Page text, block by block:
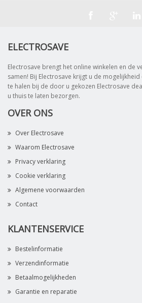
ELECTROSAVE
Electrosave brengt het online winkelen en de
samen! Bij Electrosave krijgt u de
te halen bij de door u gekozen Electrosave
u thuis te laten bezorgen.
OVER ONS
Over Electrosave
Waarom Electrosave
Privacy verklaring
Cookie verklaring
Algemene voorwaarden
Contact
KLANTENSERVICE
Bestelinformatie
Verzendinformatie
Betaalmogelijkheden
Garantie en reparatie